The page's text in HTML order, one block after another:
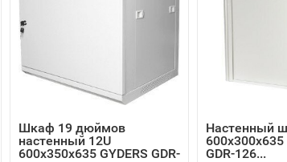
Шкаф 19 дюймов
настенный 12U
600x350x635 GYDERS GDR-
Настенный
GDR-126...